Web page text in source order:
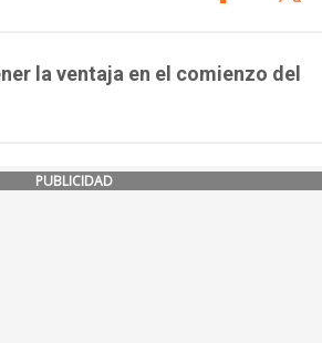
la ventaja en el comienzo del
PUBLICIDAD